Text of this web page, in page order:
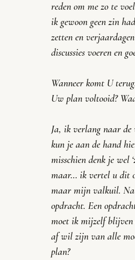
reden om me zo te
ik gewoon geen zin
zetten en
discussies voeren en
Wanneer komt U
Uw plan voltooid?
Ja, ik verlang naar de
kun je aan de hand
misschien denk je wel
maar… ik vertel u dit
maar mijn valkuil.
opdracht. Een
moet ik mijzelf blijven
af wil zijn van alle
plan?